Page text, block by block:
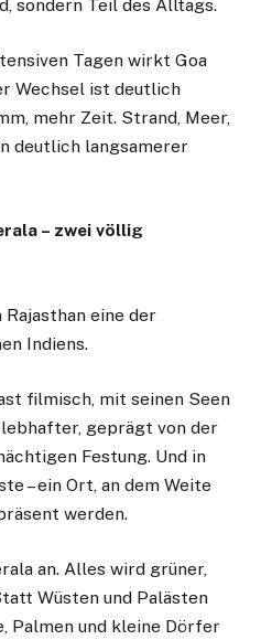
sondern Teil des Alltags.
Tagen wirkt Goa
Wechsel ist deutlich
mehr Zeit. Strand, Meer,
deutlich langsamerer
– zwei völlig
eine der
Indiens.
filmisch, mit seinen Seen
geprägt von der
Festung. Und in
– ein Ort, an dem Weite
werden.
an. Alles wird grüner,
Wüsten und Palästen
Palmen und kleine Dörfer